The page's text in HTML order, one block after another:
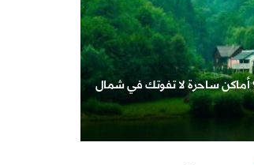
السياحة في ريزا: 9 أماكن ساحرة لا تفوتك في شمال